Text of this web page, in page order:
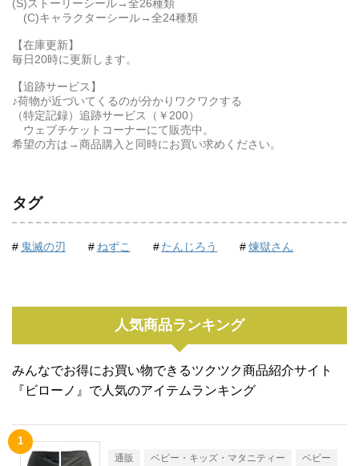
(S)ストーリーシール→全26種類
(C)キャラクターシール→全24種類
【在庫更新】
毎日20時に更新します。
【追跡サービス】
♪荷物が近づいてくるのが分かりワクワクする
（特定記録）追跡サービス（￥200）
ウェブチケットコーナーにて販売中。
希望の方は→商品購入と同時にお買い求めください。
タグ
鬼滅の刃 ねずこ たんじろう 煉獄さん
人気商品ランキング
みんなでお得にお買い物できるツクツク商品紹介サイト
『ビローノ』で人気のアイテムランキング
通販 ベビー・キッズ・マタニティー ベビー